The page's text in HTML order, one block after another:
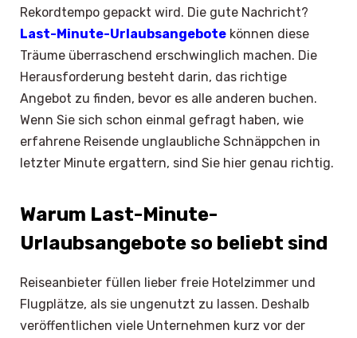
Rekordtempo gepackt wird. Die gute Nachricht?
Last-Minute-Urlaubsangebote können diese
Träume überraschend erschwinglich machen. Die
Herausforderung besteht darin, das richtige
Angebot zu finden, bevor es alle anderen buchen.
Wenn Sie sich schon einmal gefragt haben, wie
erfahrene Reisende unglaubliche Schnäppchen in
letzter Minute ergattern, sind Sie hier genau richtig.
Warum Last-Minute-
Urlaubsangebote so beliebt sind
Reiseanbieter füllen lieber freie Hotelzimmer und
Flugplätze, als sie ungenutzt zu lassen. Deshalb
veröffentlichen viele Unternehmen kurz vor der